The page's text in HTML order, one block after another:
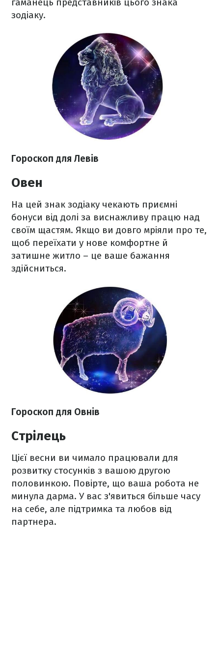
зодіаку.
Гороскоп для Левів
Овен
На цей знак зодіаку чекають приємні
бонуси від долі за виснажливу працю над
своїм щастям. Якщо ви довго мріяли про те,
щоб переїхати у нове комфортне й
затишне житло – це ваше бажання
здійсниться.
Гороскоп для Овнів
Стрілець
Цієї весни ви чимало працювали для
розвитку стосунків з вашою другою
половинкою. Повірте, що ваша робота не
минула дарма. У вас з'явиться більше часу
на себе, але підтримка та любов від
партнера.